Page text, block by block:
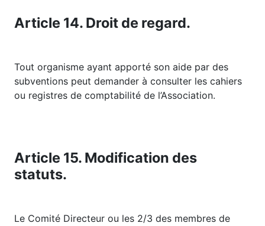
Article 14. Droit de regard.
Tout organisme ayant apporté son aide par des
subventions peut demander à consulter les cahiers
ou registres de comptabilité de l’Association.
Article 15. Modification des
statuts.
Le Comité Directeur ou les 2/3 des membres de